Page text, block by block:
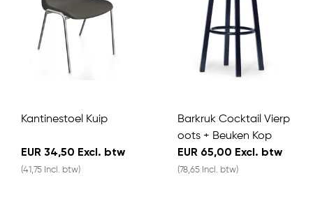
Kantinestoel Kuip
EUR 34,50 Excl. btw
(41,75 Incl. btw)
Barkruk Cocktail Vierp
oots + Beuken Kop
EUR 65,00 Excl. btw
(78,65 Incl. btw)